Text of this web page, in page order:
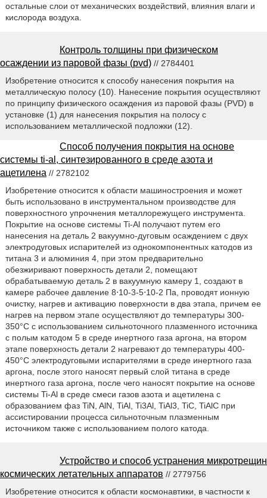
остальные слои от механических воздействий, влияния влаги и
кислорода воздуха.
Контроль толщины при физическом
осаждении из паровой фазы (pvd) // 2784401
Изобретение относится к способу нанесения покрытия на
металлическую полосу (10). Нанесение покрытия осуществляют
по принципу физического осаждения из паровой фазы (PVD) в
установке (1) для нанесения покрытия на полосу с
использованием металлической подложки (12).
Способ получения покрытия на основе
системы ti-al, синтезированного в среде азота и
ацетилена // 2782102
Изобретение относится к области машиностроения и может
быть использовано в инструментальном производстве для
поверхностного упрочнения металлорежущего инструмента.
Покрытие на основе системы Ti-Al получают путем его
нанесения на деталь 2 вакуумно-дуговым осаждением с двух
электродуговых испарителей из однокомпонентных катодов из
титана 3 и алюминия 4, при этом предварительно
обезжиривают поверхность детали 2, помещают
обрабатываемую деталь 2 в вакуумную камеру 1, создают в
камере рабочее давление 8⋅10-3-5⋅10-2 Па, проводят ионную
очистку, нагрев и активацию поверхности в два этапа, причем ее
нагрев на первом этапе осуществляют до температуры 300-
350°C с использованием сильноточного плазменного источника
с полым катодом 5 в среде инертного газа аргона, на втором
этапе поверхность детали 2 нагревают до температуры 400-
450°С электродуговыми испарителями в среде инертного газа
аргона, после этого наносят первый слой титана в среде
инертного газа аргона, после чего наносят покрытие на основе
системы Ti-Al в среде смеси газов азота и ацетилена с
образованием фаз TiN, AlN, TiAl, Ti3Al, TiAl3, TiC, TiAlC при
ассистировании процесса сильноточным плазменным
источником также с использованием полого катода.
Устройство и способ устранения микротрещин
космических летательных аппаратов // 2779756
Изобретение относится к области космонавтики, в частности к